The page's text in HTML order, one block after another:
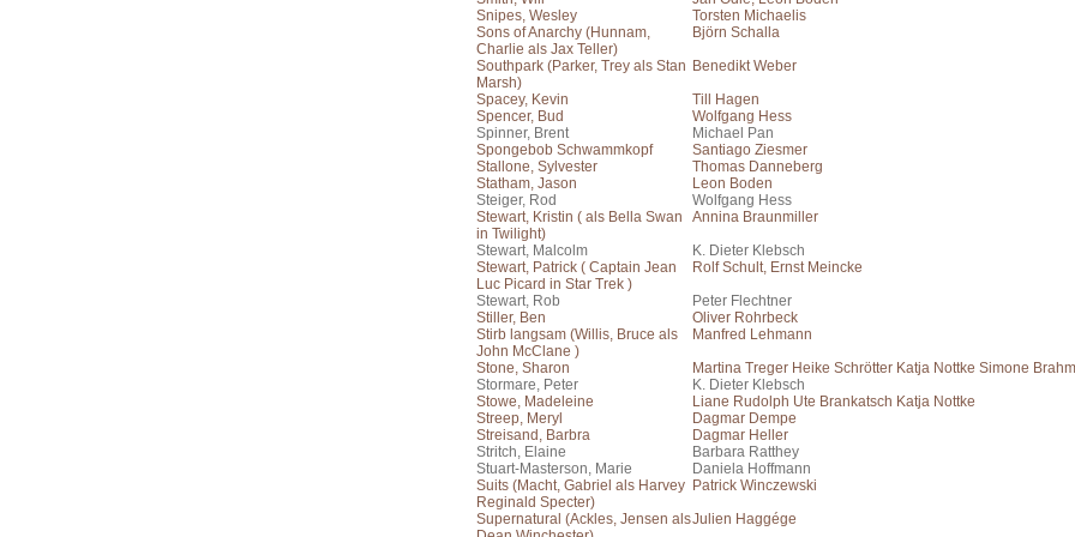
Snipes, Wesley
Torsten Michaelis
Sons of Anarchy (Hunnam,
Charlie als Jax Teller)
Björn Schalla
Southpark (Parker, Trey als Stan
Marsh)
Benedikt Weber
Spacey, Kevin
Till Hagen
Spencer, Bud
Wolfgang Hess
Spinner, Brent
Michael Pan
Spongebob Schwammkopf
Santiago Ziesmer
Stallone, Sylvester
Thomas Danneberg
Statham, Jason
Leon Boden
Steiger, Rod
Wolfgang Hess
Stewart, Kristin ( als Bella Swan
in Twilight)
Annina Braunmiller
Stewart, Malcolm
K. Dieter Klebsch
Stewart, Patrick ( Captain Jean
Luc Picard in Star Trek )
Rolf Schult, Ernst Meincke
Stewart, Rob
Peter Flechtner
Stiller, Ben
Oliver Rohrbeck
Stirb langsam (Willis, Bruce als
John McClane )
Manfred Lehmann
Stone, Sharon
Martina Treger Heike Schrötter Katja Nottke Simone
Stormare, Peter
K. Dieter Klebsch
Stowe, Madeleine
Liane Rudolph Ute Brankatsch Katja Nottke
Streep, Meryl
Dagmar Dempe
Streisand, Barbra
Dagmar Heller
Stritch, Elaine
Barbara Ratthey
Stuart-Masterson, Marie
Daniela Hoffmann
Suits (Macht, Gabriel als Harvey
Reginald Specter)
Patrick Winczewski
Supernatural (Ackles, Jensen alsJulien Haggége